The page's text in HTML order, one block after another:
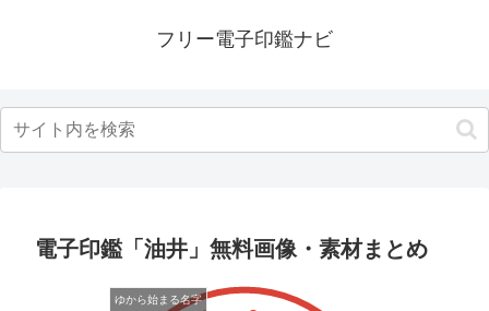
フリー電子印鑑ナビ
電子印鑑「油井」無料画像・素材まとめ
ゆから始まる名字